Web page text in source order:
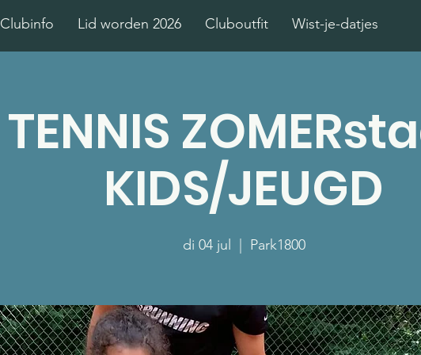
Clubinfo Lid worden 2026 Cluboutfit Wist-je-datjes
TENNIS
KIDS/JEUGD
di 04 jul Park1800